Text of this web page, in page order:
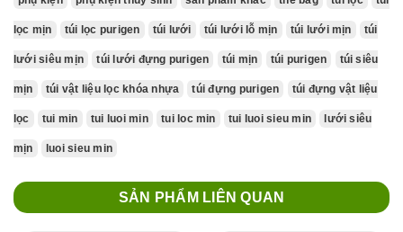
lọc mịn túi lọc purigen túi lưới túi lưới lỗ mịn túi lưới mịn túi
lưới siêu mịn túi lưới đựng purigen túi mịn túi purigen túi siêu
mịn túi vật liệu lọc khóa nhựa túi đựng purigen túi đựng vật liệu
lọc tui min tui luoi min tui loc min tui luoi sieu min lưới siêu
mịn luoi sieu min
SẢN PHẨM LIÊN QUAN